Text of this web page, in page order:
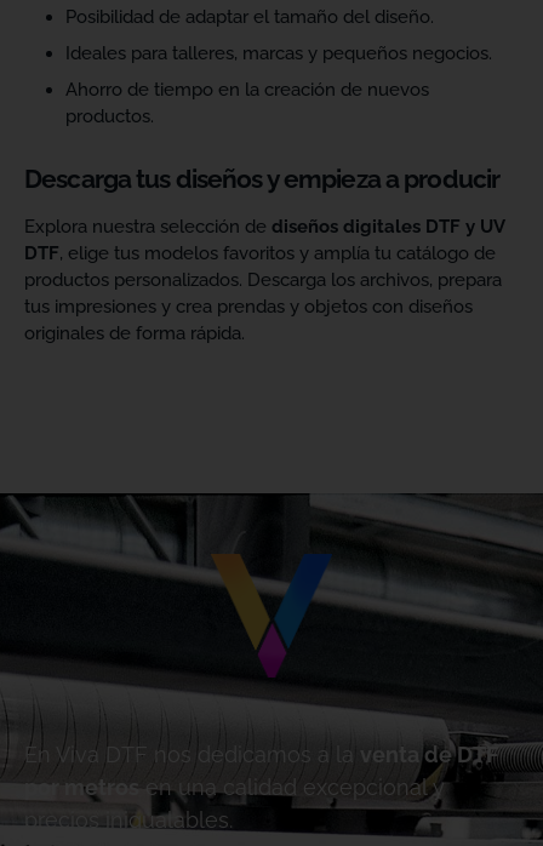
Posibilidad de adaptar el tamaño del diseño.
Ideales para talleres, marcas y pequeños negocios.
Ahorro de tiempo en la creación de nuevos
productos.
Descarga tus diseños y empieza a producir
Explora nuestra selección de diseños digitales DTF y UV
DTF, elige tus modelos favoritos y amplía tu catálogo de
productos personalizados. Descarga los archivos, prepara
tus impresiones y crea prendas y objetos con diseños
originales de forma rápida.
En Viva DTF nos dedicamos a la
venta de DTF
por metros
en una calidad excepcional y
precios inigualables.